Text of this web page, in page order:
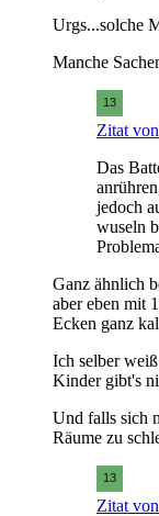
Urgs...solche
Manche
Zitat
Das
jedoch
wuseln
Ganz ähnlich
aber eben mit
Ecken ganz
Ich selber
Kinder gibt's
Und falls sich
Räume zu
Zitat